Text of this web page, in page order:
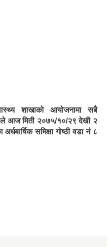
शाखाको आयोजनामा सबै
आज मिती २०७५/१०/२९ देखी २
समिक्षा गोष्ठी वडा नं ८